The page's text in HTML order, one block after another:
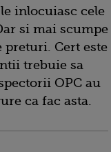
inlocuiasc cele
si mai scumpe
preturi. Cert este
trebuie sa
OPC au
ca fac asta.